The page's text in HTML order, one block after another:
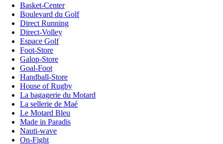
Basket-Center
Boulevard du Golf
Direct Running
Direct-Volley
Espace Golf
Foot-Store
Galop-Store
Goal-Foot
Handball-Store
House of Rugby
La bagagerie du Motard
La sellerie de Maé
Le Motard Bleu
Made in Paradis
Nauti-wave
On-Fight